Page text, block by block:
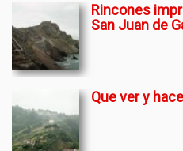
Rincones
San Juan de
Que ver y